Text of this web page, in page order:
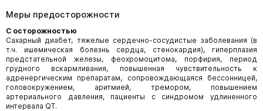
Меры предосторожности
С осторожностью
Сахарный диабет, тяжелые сердечно-сосудистые заболевания (в
т.ч. ишемическая болезнь сердца, стенокардия), гиперплазия
предстательной железы, феохромоцитома, порфирия, период
грудного вскармливания, повышенная чувствительность к
адренергическим препаратам, сопровождающаяся бессонницей,
головокружением, аритмией, тремором, повышением
артериального давления, пациенты с синдромом удлиненного
интервала QT.